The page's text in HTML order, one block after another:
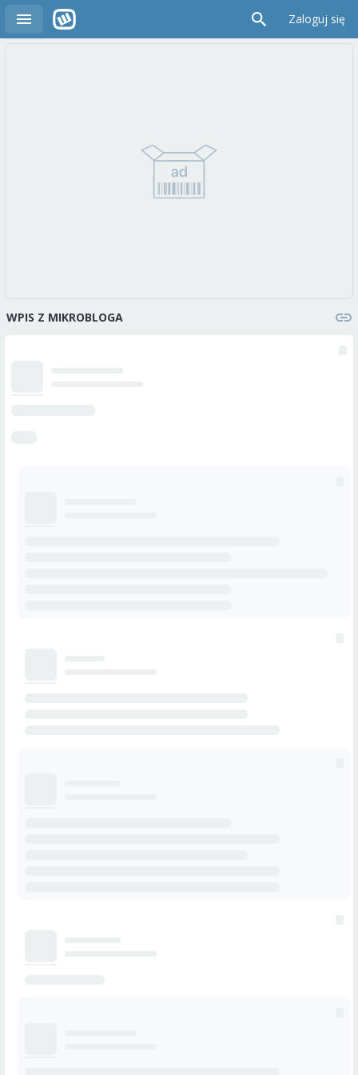
Zaloguj się
WPIS Z MIKROBLOGA